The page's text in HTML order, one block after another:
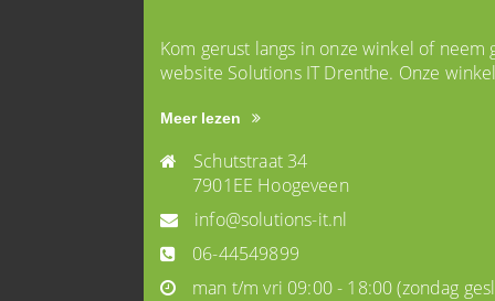
Kom gerust langs in onze winkel of
website Solutions IT Drenthe. Onze
Meer lezen
Schutstraat 34
7901EE Hoogeveen
info@solutions-it.nl
06-44549899
man t/m vri 09:00 - 18:00(zondag